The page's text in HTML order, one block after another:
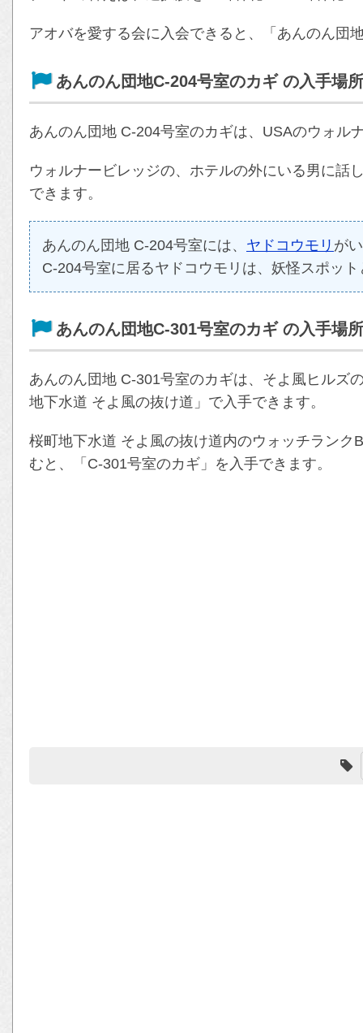
アオバを愛する会に入会できると、「あんのん団
あんのん団地C-204号室のカギ の入手場所
あんのん団地 C-204号室のカギは、USAのウォル
ウォルナービレッジの、ホテルの外にいる男に話
できます。
あんのん団地 C-204号室には、 ヤドコウモリ が
C-204号室に居るヤドコウモリは、妖怪スポッ
あんのん団地C-301号室のカギ の入手場所
あんのん団地 C-301号室のカギは、そよ風ヒルズ
地下水道 そよ風の抜け道」で入手できます。
桜町地下水道 そよ風の抜け道内のウォッチランク
むと、「C-301号室のカギ」を入手できます。